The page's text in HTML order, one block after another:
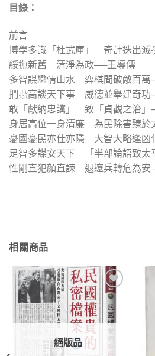
目錄：
前言
博學多識「杜武庫」 奇計迭出滅
綏撫新舊 清淨為政──王導傳
多智謀戀情山水 弈棋間破敵百萬
捫蝨高談天下事 威德並舉建奇功
敢「獻納忠讜」 致「貞觀之治」
身居高位一身清廉 為民除害臻於
憂國憂民亦仕亦隱 大智大略逢
足智多謀安天下 「半部論語致
性剛直犯顏直諫 退遼兵轉危為
相關商品
加入
「願
望清
單」
絕版品